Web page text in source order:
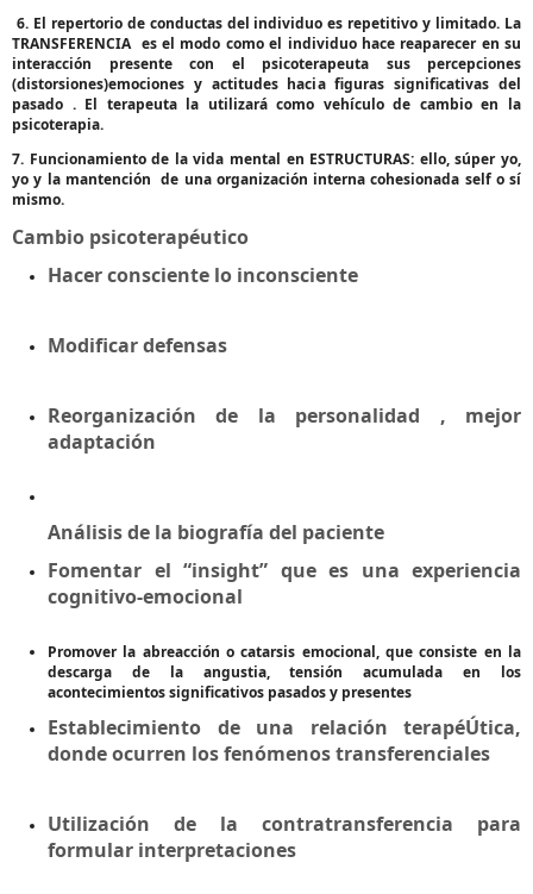
6. El repertorio de conductas del individuo es repetitivo y limitado. La
TRANSFERENCIA es el modo como el individuo hace reaparecer en su
interacción presente con el psicoterapeuta sus percepciones
(distorsiones)emociones y actitudes hacia figuras significativas del
pasado . El terapeuta la utilizará como vehículo de cambio en la
psicoterapia.
7. Funcionamiento de la vida mental en ESTRUCTURAS: ello, súper yo,
yo y la mantención de una organización interna cohesionada self o sí
mismo.
Cambio psicoterapéutico
Hacer consciente lo inconsciente
Modificar defensas
Reorganización de la personalidad , mejor
adaptación
Análisis de la biografía del paciente
Fomentar el “insight” que es una experiencia
cognitivo-emocional
Promover la abreacción o catarsis emocional, que consiste en la
descarga de la angustia, tensión acumulada en los
acontecimientos significativos pasados y presentes
Establecimiento de una relación terapéÚtica,
donde ocurren los fenómenos transferenciales
Utilización de la contratransferencia para
formular interpretaciones